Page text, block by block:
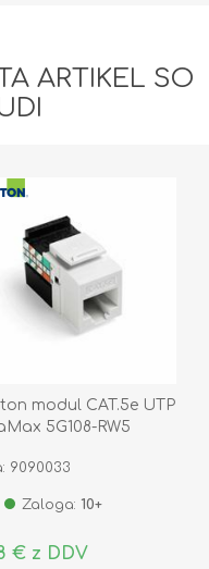
ARTIKEL SO
modul CAT.5e UTP
5G108-RW5
9090033
Zaloga: 10+
€ z DDV